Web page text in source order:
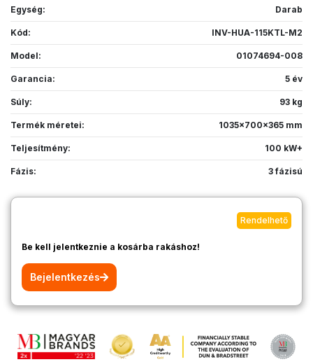
Egység: Darab
Kód: INV-HUA-115KTL-M2
Model: 01074694-008
Garancia: 5 év
Súly: 93 kg
Termék méretei: 1035x700x365 mm
Teljesítmény: 100 kW+
Fázis: 3 fázisú
Rendelhető
Be kell jelentkeznie a kosárba rakáshoz!
Bejelentkezés